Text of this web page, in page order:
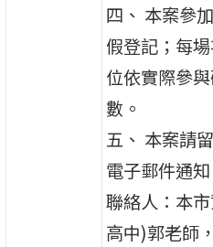
四、 本案參
假登記；每
位依實際參
數。
五、 本案請
電子郵件通
聯絡人：本
高中)郭老師